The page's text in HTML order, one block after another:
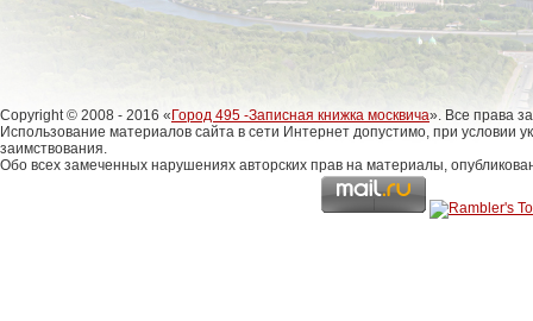
Copyright © 2008 - 2016 « Город 495 -Записная книжка москвича». Все права
Использование материалов сайта в сети Интернет допустимо, при условии
заимствования.
Обо всех замеченных нарушениях авторских прав на материалы,